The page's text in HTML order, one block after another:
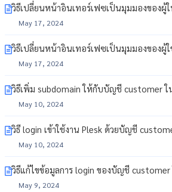
วิธีเปลี่ยนหน้าอินเทอร์เฟซเป็นมุมมองของผู้ใ
May 17, 2024
วิธีเปลี่ยนหน้าอินเทอร์เฟซเป็นมุมมองของผู้ใ
May 17, 2024
วิธีเพิ่ม subdomain ให้กับบัญชี customer ใ
May 10, 2024
วิธี login เข้าใช้งาน Plesk ด้วยบัญชี
May 10, 2024
วิธีแก้ไขข้อมูลการ login ของบัญชี customer
May 9, 2024